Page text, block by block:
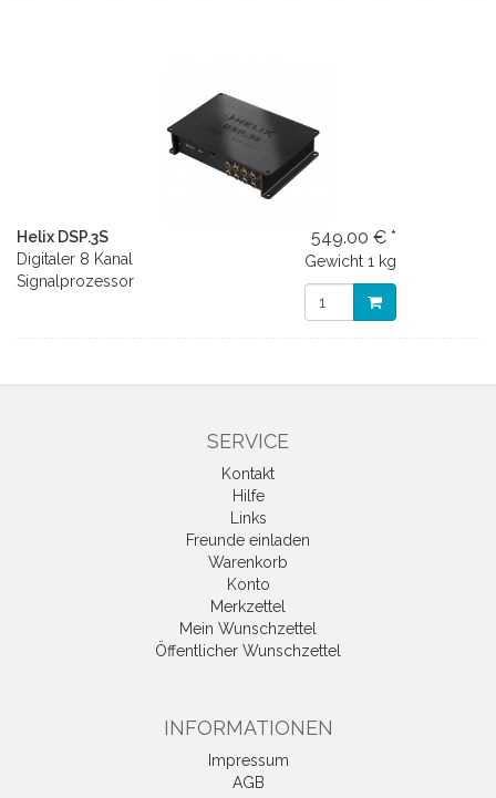
Helix DSP.3S
Digitaler 8 Kanal
Signalprozessor
549.00 € *
Gewicht 1 kg
SERVICE
Kontakt
Hilfe
Links
Freunde einladen
Warenkorb
Konto
Merkzettel
Mein Wunschzettel
Öffentlicher Wunschzettel
INFORMATIONEN
Impressum
AGB